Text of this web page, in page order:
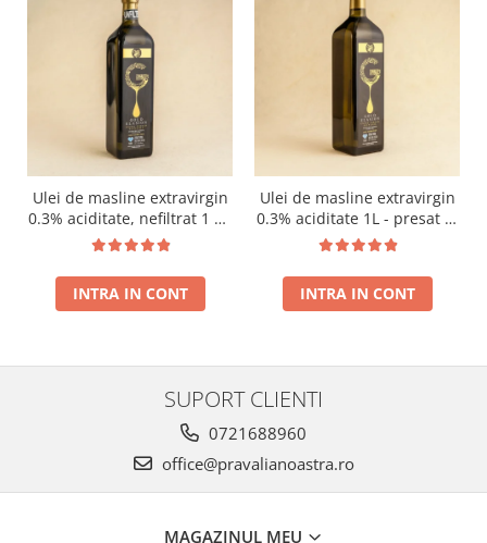
Ulei de masline extravirgin
0.3% aciditate, nefiltrat 1 L -
presat la rece RECOLTA
INTRA IN CONT
Ulei de masline extravirgin
0.3% aciditate 1L - presat la
rece RECOLTA NOUA
INTRA IN CONT
SUPORT CLIENTI
0721688960
office@pravalianoastra.ro
MAGAZINUL MEU